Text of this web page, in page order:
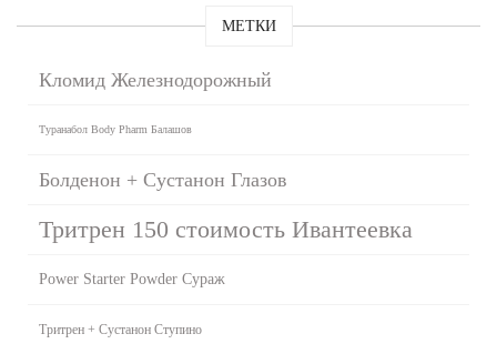
МЕТКИ
Кломид Железнодорожный
Туранабол Body Pharm Балашов
Болденон + Сустанон Глазов
Тритрен 150 стоимость Ивантеевка
Power Starter Powder Сураж
Тритрен + Сустанон Ступино